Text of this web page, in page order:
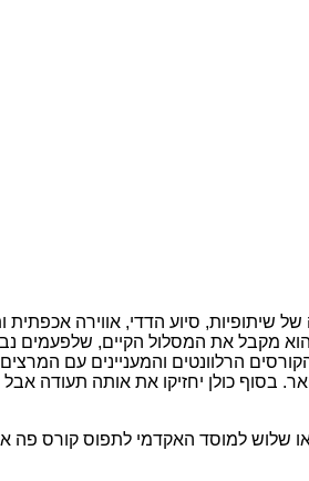
שיתופיות, סיוע הדדי, אווירה
מקבל את המסלול הקיים, שלפעמים
הרלוונטים והמעניינים עם
כולן יחזיקו את אותה תעודה אבל
שלוש למוסד האקדמי לתפוס קורס